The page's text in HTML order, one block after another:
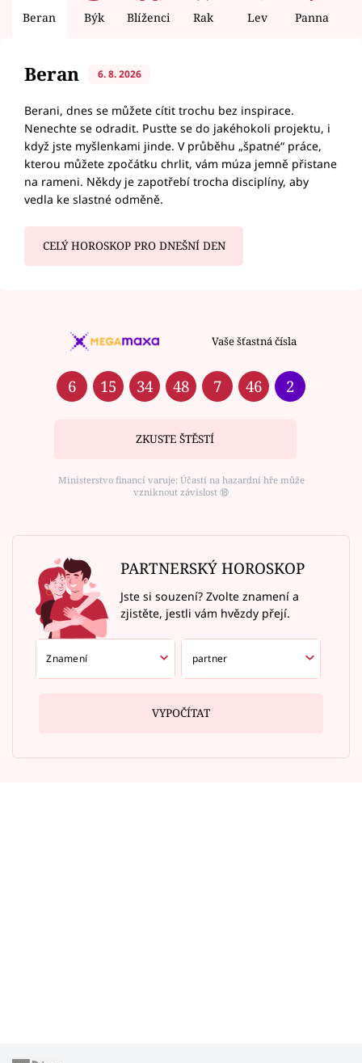
Beran Býk Blíženci Rak Lev Panna
Beran 6. 8. 2026
Berani, dnes se můžete cítit trochu bez inspirace.
Nenechte se odradit. Pusťte se do jakéhokoli projektu, i
když jste myšlenkami jinde. V průběhu „špatné“ práce,
kterou můžete zpočátku chrlit, vám múza jemně přistane
na rameni. Někdy je zapotřebí trocha disciplíny, aby
vedla ke slastné odměně.
CELÝ HOROSKOP PRO DNEŠNÍ DEN
Vaše šťastná čísla
6 15 34 48 7 46 2
ZKUSTE ŠTĚSTÍ
Ministerstvo financí varuje: Účastí na hazardní hře může
vzniknout závislost ⑱
PARTNERSKÝ HOROSKOP
Jste si souzení? Zvolte znamení a
zjistěte, jestli vám hvězdy přejí.
VYPOČÍTAT